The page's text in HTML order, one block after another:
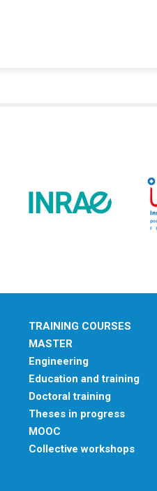
TRAINING COURSES
MASTER
Engineering
Education and training
Doctoral training
Theses in progress
MOOC
Collective workshops